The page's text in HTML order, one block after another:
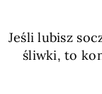
Jeśli lubisz
śliwki, to